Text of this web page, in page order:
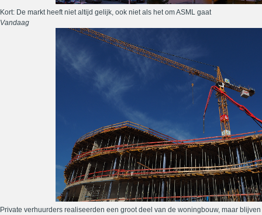
Kort: De markt heeft niet altijd gelijk, ook niet als het om ASML gaat
Vandaag
Private verhuurders realiseerden een groot deel van de woningbouw, maar blijven